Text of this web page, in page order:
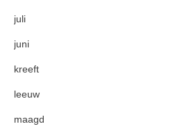
juli
juni
kreeft
leeuw
maagd